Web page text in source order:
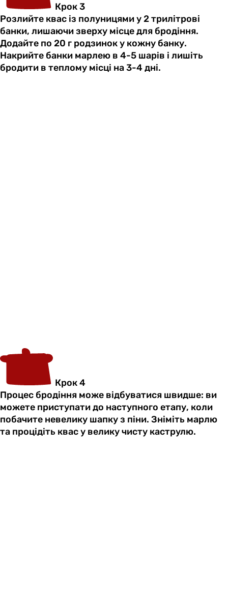
Крок 3
Розлийте квас із полуницями у 2 трилітрові
банки, лишаючи зверху місце для бродіння.
Додайте по 20 г родзинок у кожну банку.
Накрийте банки марлею в 4-5 шарів і лишіть
бродити в теплому місці на 3-4 дні.
Крок 4
Процес бродіння може відбуватися швидше: ви
можете приступати до наступного етапу, коли
побачите невелику шапку з піни. Зніміть марлю
та процідіть квас у велику чисту каструлю.